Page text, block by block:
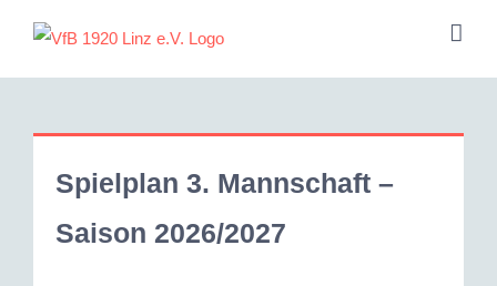
springen
Spielplan 3. Mannschaft –
Saison 2026/2027